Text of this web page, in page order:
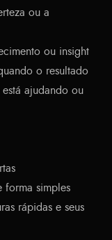
ou a
ou insight
o resultado
ajudando ou
forma simples
rápidas e seus